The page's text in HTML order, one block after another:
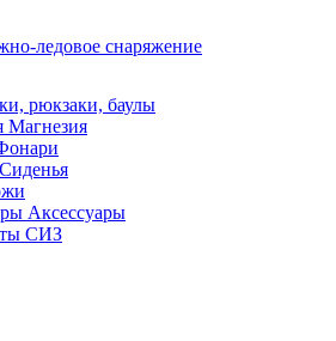
ледовое снаряжение
рюкзаки, баулы
Магнезия
Сиденья
Аксессуары
СИЗ